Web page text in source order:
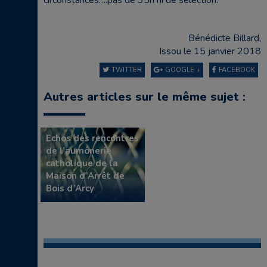
Bénédicte Billard,
Issou le 15 janvier 2018
FACEBOOK
GOOGLE +
TWITTER
Autres articles sur le même sujet :
Echos des rencontres
de l’aumônerie
catholique de la
Maison d’Arrêt de
Bois d’Arcy